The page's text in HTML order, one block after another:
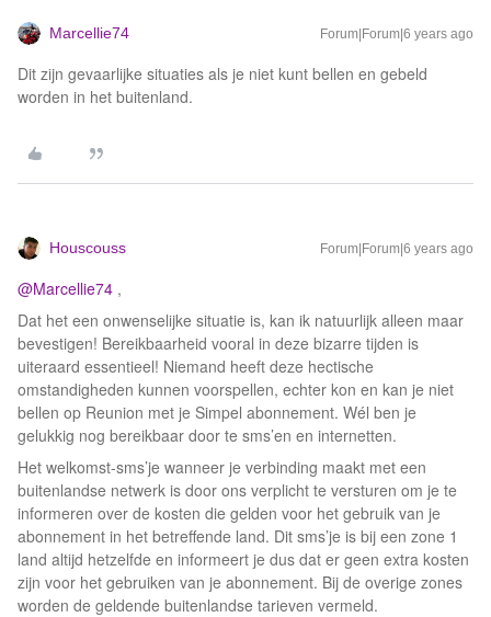
Marcellie74 Forum|Forum|6 years ago
Dit zijn gevaarlijke situaties als je niet kunt bellen en gebeld
worden in het buitenland.
Houscouss Forum|Forum|6 years ago
@Marcellie74 ,
Dat het een onwenselijke situatie is, kan ik natuurlijk alleen maar
bevestigen! Bereikbaarheid vooral in deze bizarre tijden is
uiteraard essentieel! Niemand heeft deze hectische
omstandigheden kunnen voorspellen, echter kon en kan je niet
bellen op Reunion met je Simpel abonnement. Wél ben je
gelukkig nog bereikbaar door te sms’en en internetten.
Het welkomst-sms’je wanneer je verbinding maakt met een
buitenlandse netwerk is door ons verplicht te versturen om je te
informeren over de kosten die gelden voor het gebruik van je
abonnement in het betreffende land. Dit sms’je is bij een zone 1
land altijd hetzelfde en informeert je dus dat er geen extra kosten
zijn voor het gebruiken van je abonnement. Bij de overige zones
worden de geldende buitenlandse tarieven vermeld.